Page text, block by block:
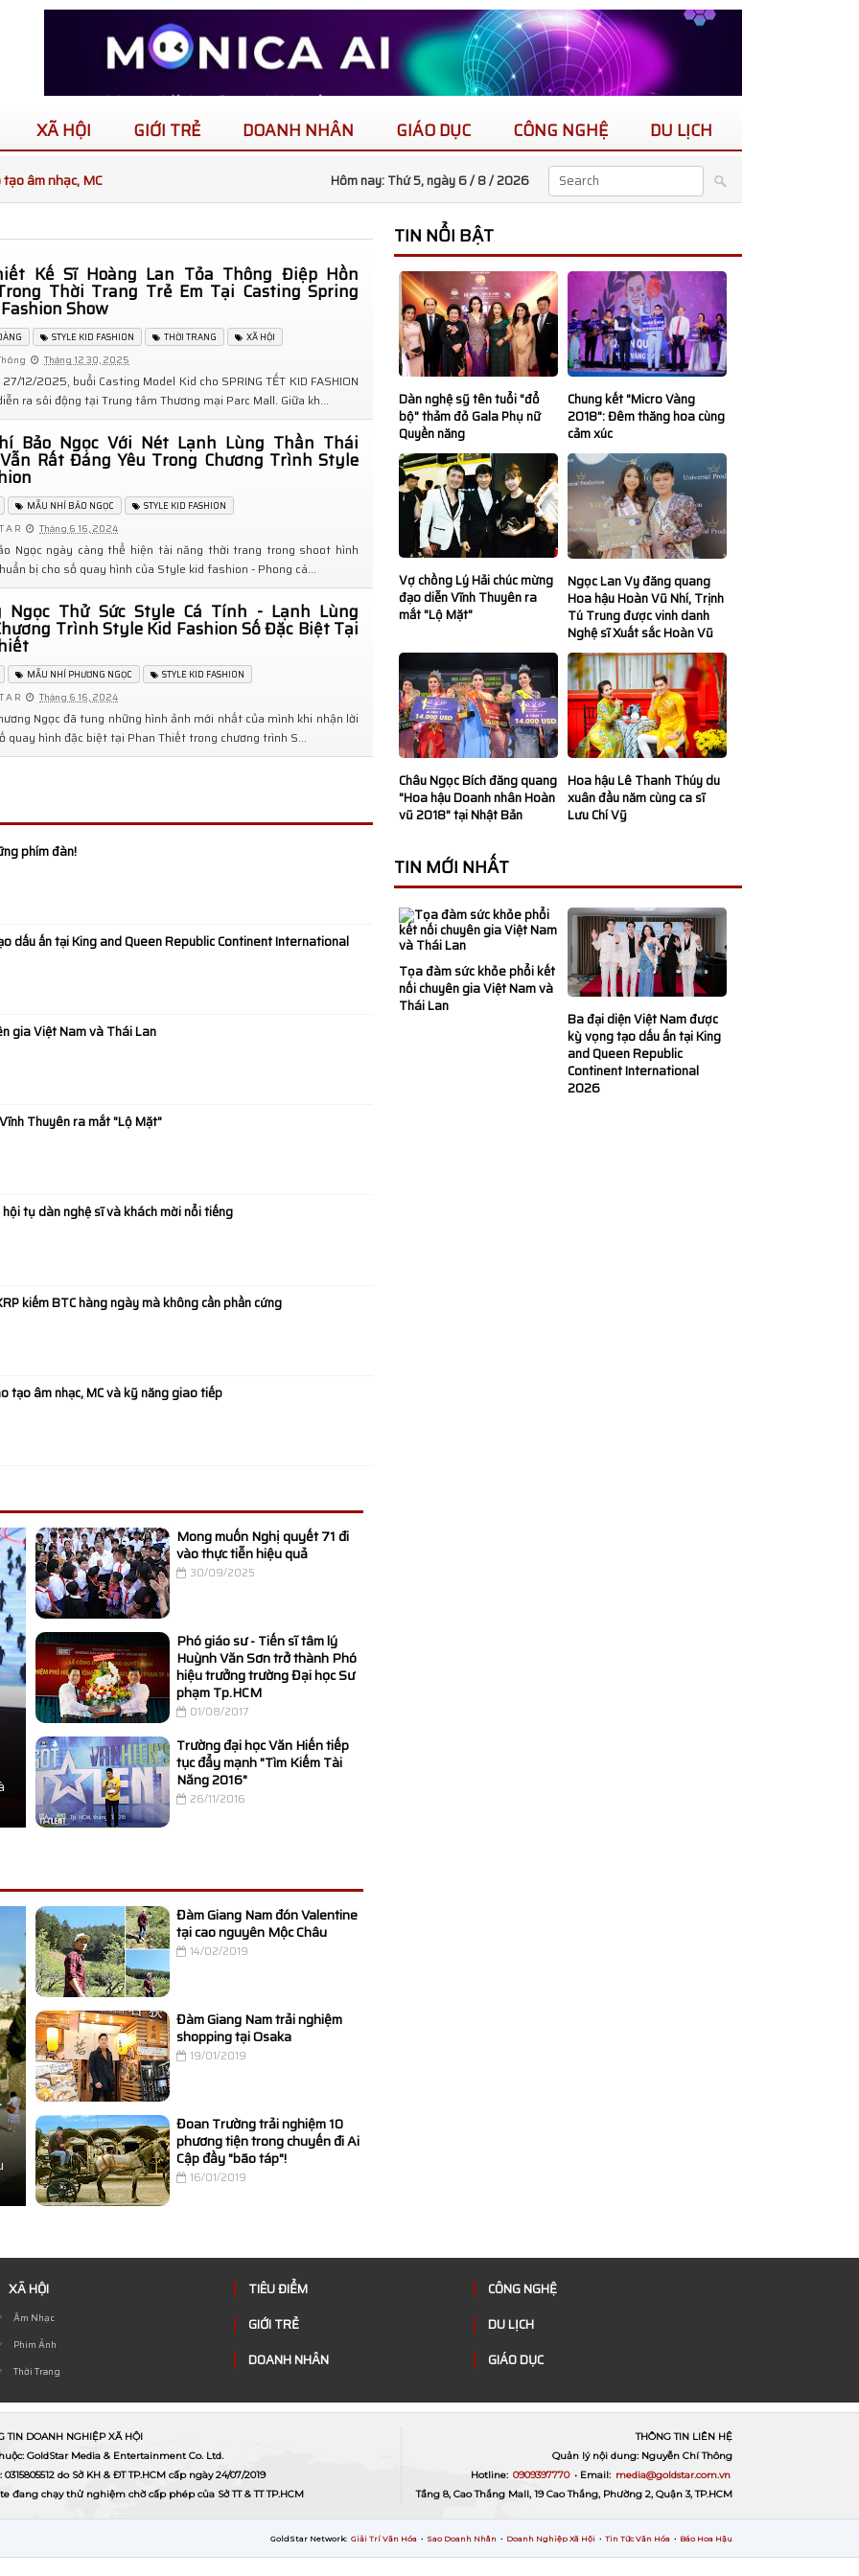
XÃ HỘI GIỚI TRẺ DOANH NHÂN GIÁO DỤC CÔNG NGHỆ DU LỊCH
âm nhạc, MC
Việt Nam và
ấn tại King
2026
trường học mới,
Lai
Kết Nối Ý Tưởng
là tiếng cười
định vai
Charming 2025
Ông Đồ
Nam” phiên
- ĐHQG
Viên Vượt
Áo Dài Như
Hồn Nhiên
Tết Kid
lượng quốc tế
diễn Ocean
rộng đối
lần đầu tiên
Bùng nổ hơn khi
Vàng ngồi
phím đàn!
Hôm nay: Thứ 5, ngày 6 / 8 /2026
Kế Sĩ Hoàng Lan Tỏa Thông Điệp Hồn
Thời Trang Trẻ Em Tại Casting Spring
Show
STYLE KID FASHION THỜI TRANG XÃ HỘI
Tháng 12 30, 2025
12/2025, buổi Casting Model Kid cho SPRING TẾT KID FASHION
ra sôi động tại Trung tâm Thương mại Parc Mall. Giữa kh...
Bảo Ngọc Với Nét Lạnh Lùng Thần Thái
Rất Đáng Yêu Trong Chương Trình Style
MẪU NHÍ BẢO NGỌC STYLE KID FASHION
A R Tháng 6 16, 2024
Ngọc ngày càng thể hiện tài năng thời trang trong shoot hình
bị cho số quay hình của Style kid fashion - Phong cá...
Ngọc Thử Sức Style Cá Tính - Lạnh Lùng
Trình Style Kid Fashion Số Đặc Biệt Tại
MẪU NHÍ PHƯƠNG NGỌC STYLE KID FASHION
A R Tháng 6 16, 2024
Ngọc đã tung những hình ảnh mới nhất của mình khi nhận lời
quay hình đặc biệt tại Phan Thiết trong chương trình S...
phím đàn!
dấu ấn tại King and Queen Republic Continent International
gia Việt Nam và Thái Lan
Thuyên ra mắt "Lộ Mặt"
tụ dàn nghệ sĩ và khách mời nổi tiếng
kiếm BTC hàng ngày mà không cần phần cứng
tạo âm nhạc, MC và kỹ năng giao tiếp
Mong muốn Nghị quyết 71 đi
vào thực tiễn hiệu quả
30/09/2025
Phó giáo sư - Tiến sĩ tâm lý
Huỳnh Văn Sơn trở thành Phó
hiệu trưởng trường Đại học Sư
phạm Tp.HCM
01/08/2017
Trường đại học Văn Hiến tiếp
tục đẩy mạnh "Tìm Kiếm Tài
Năng 2016"
26/11/2016
Đàm Giang Nam đón Valentine
tại cao nguyên Mộc Châu
14/02/2019
Đàm Giang Nam trải nghiệm
shopping tại Osaka
19/01/2019
Đoan Trường trải nghiệm 10
phương tiện trong chuyến đi Ai
Cập đầy "bão táp"!
16/01/2019
TIN NỔI BẬT
Dàn nghệ sỹ tên tuổi "đổ
bộ" thảm đỏ Gala Phụ nữ
Quyền năng
Chung kết "Micro Vàng
2018": Đêm thăng hoa cùng
cảm xúc
Vợ chồng Lý Hải chúc mừng
đạo diễn Vĩnh Thuyên ra
mắt "Lộ Mặt"
Ngọc Lan Vy đăng quang
Hoa hậu Hoàn Vũ Nhí, Trịnh
Tú Trung được vinh danh
Nghệ sĩ Xuất sắc Hoàn Vũ
Châu Ngọc Bích đăng quang
"Hoa hậu Doanh nhân Hoàn
vũ 2018" tại Nhật Bản
Hoa hậu Lê Thanh Thúy du
xuân đầu năm cùng ca sĩ
Lưu Chí Vỹ
TIN MỚI NHẤT
Tọa đàm sức khỏe phổi kết
nối chuyên gia Việt Nam và
Thái Lan
Ba đại diện Việt Nam được
kỳ vọng tạo dấu ấn tại King
and Queen Republic
Continent International
2026
XÃ HỘI
Âm Nhạc
Phim Ảnh
Thời Trang
TIÊU ĐIỂM
GIỚI TRẺ
DOANH NHÂN
CÔNG NGHỆ
DU LỊCH
GIÁO DỤC
TIN DOANH NGHIỆP XÃ HỘI
GoldStar Media & Entertainment Co. Ltd.
0315805512 do Sở KH & ĐT TP.HCM cấp ngày 24/07/2019
đang chạy thử nghiệm chờ cấp phép của Sở TT & TT TP.HCM
THÔNG TIN LIÊN HỆ
Quản lý nội dung: Nguyễn Chí Thông
Hotline: 0909397770 • Email: media@goldstar.com.vn
Tầng 8, Cao Thắng Mall, 19 Cao Thắng, Phường 2, Quận 3, TP.HCM
GoldStar Network: Giải Trí Văn Hóa • Sao Doanh Nhân • Doanh Nghiệp Xã Hội • Tin Tức Văn Hóa • Báo Hoa Hậu